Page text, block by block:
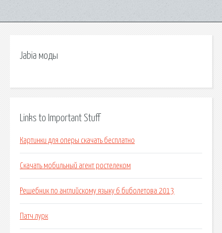
Jabia моды
Links to Important Stuff
Картинки для оперы скачать бесплатно
Скачать мобильный агент ростелеком
Решебник по английскому языку 6 биболетова 2013
Патч лурк